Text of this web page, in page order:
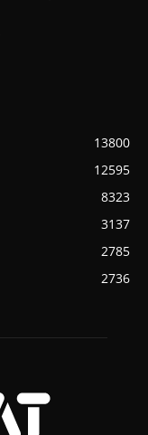
13800
12595
8323
3137
2785
2736